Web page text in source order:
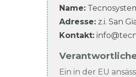
Name:
Adresse: z.i. San
Kontakt:
Ein in der EU